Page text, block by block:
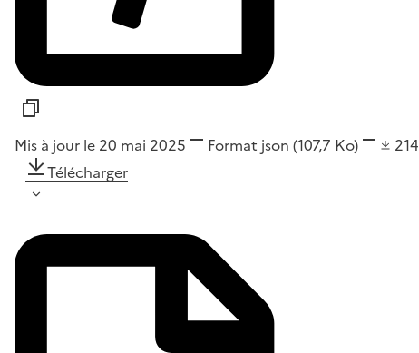
Mis à jour le 20 mai 2025 Format json (107,7 Ko) 214
Télécharger